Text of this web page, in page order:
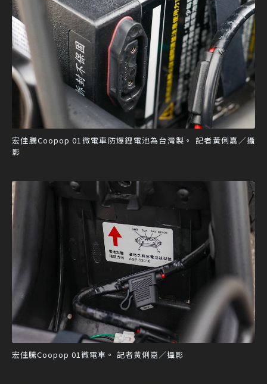
宏佳騰Coopop 01微電車防爆鋰電池為台灣製。 記者黃俐嘉／攝
影
宏佳騰Coopop 01微電車。 記者黃俐嘉／攝影